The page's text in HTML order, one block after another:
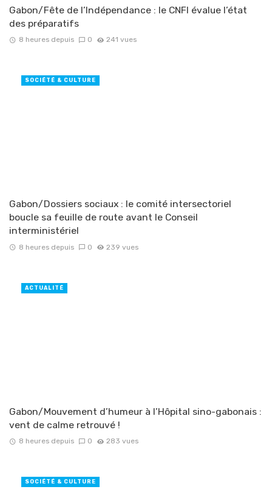
Gabon/Fête de l’Indépendance : le CNFI évalue l’état
des préparatifs
8 heures depuis 0 241 vues
Gabon/Dossiers sociaux : le comité intersectoriel
boucle sa feuille de route avant le Conseil
interministériel
8 heures depuis 0 239 vues
SOCIÉTÉ & CULTURE
Gabon/Mouvement d’humeur à l’Hôpital sino-gabonais :
vent de calme retrouvé !
8 heures depuis 0 283 vues
ACTUALITÉ
SOCIÉTÉ & CULTURE